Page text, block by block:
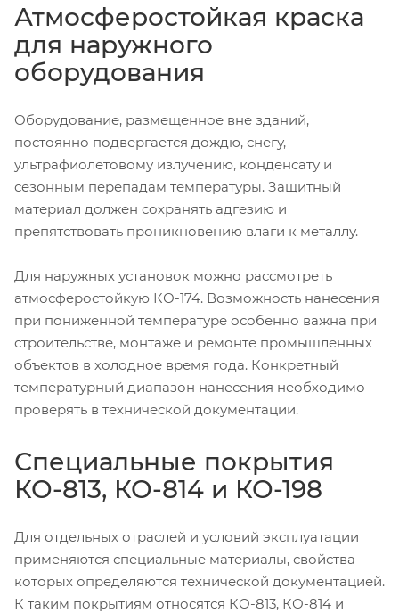
Атмосферостойкая краска
для наружного
оборудования
Оборудование, размещенное вне зданий,
постоянно подвергается дождю, снегу,
ультрафиолетовому излучению, конденсату и
сезонным перепадам температуры. Защитный
материал должен сохранять адгезию и
препятствовать проникновению влаги к металлу.
Для наружных установок можно рассмотреть
атмосферостойкую КО-174. Возможность нанесения
при пониженной температуре особенно важна при
строительстве, монтаже и ремонте промышленных
объектов в холодное время года. Конкретный
температурный диапазон нанесения необходимо
проверять в технической документации.
Специальные покрытия
КО-813, КО-814 и КО-198
Для отдельных отраслей и условий эксплуатации
применяются специальные материалы, свойства
которых определяются технической документацией.
К таким покрытиям относятся КО-813, КО-814 и